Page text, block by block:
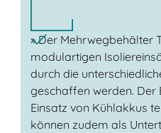
» Der Mehrwegbehälter
modulartigen
durch die
geschaffen werden. Der
Einsatz von Kühlakkus
können zudem als